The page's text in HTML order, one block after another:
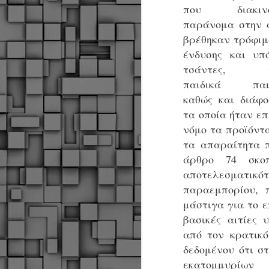
που
παράνομα στην
βρέθηκαν
ένδυσης και
τσάντες,
παιδικά
καθώς και
τα οποία ήταν
νόμο τα
τα απαραίτητα
άρθρο 74
παραεμπορίου,
μάστιγα για το
βασικές αιτίες
από τον
δεδομένου ότι